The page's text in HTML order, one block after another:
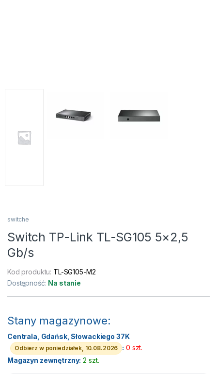
switche
Switch TP-Link TL-SG105 5×2,5
Gb/s
Kod produktu: TL-SG105-M2
Dostępność: Na stanie
Stany magazynowe:
Centrala, Gdańsk, Słowackiego 37K
Odbierz w poniedziałek, 10.08.2026 : 0 szt.
Magazyn zewnętrzny: 2 szt.